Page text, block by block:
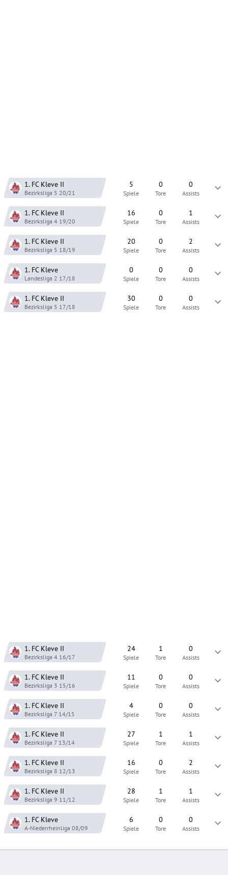
1. FC Kleve II
Bezirksliga 5 20/21
5
Spiele
0
Tore
0
Assists
1. FC Kleve II
Bezirksliga 4 19/20
16
Spiele
0
Tore
1
Assists
1. FC Kleve II
Bezirksliga 5 18/19
20
Spiele
0
Tore
2
Assists
1. FC Kleve
Landesliga 2 17/18
0
Spiele
0
Tore
0
Assists
1. FC Kleve II
Bezirksliga 5 17/18
30
Spiele
0
Tore
0
Assists
1. FC Kleve II
Bezirksliga 4 16/17
24
Spiele
1
Tore
0
Assists
1. FC Kleve II
Bezirksliga 3 15/16
11
Spiele
0
Tore
0
Assists
1. FC Kleve II
Bezirksliga 7 14/15
4
Spiele
0
Tore
0
Assists
1. FC Kleve II
Bezirksliga 7 13/14
27
Spiele
1
Tore
1
Assists
1. FC Kleve II
Bezirksliga 8 12/13
16
Spiele
0
Tore
2
Assists
1. FC Kleve II
Bezirksliga 9 11/12
28
Spiele
1
Tore
1
Assists
1. FC Kleve
A-Niederrheinliga 08/09
6
Spiele
0
Tore
0
Assists